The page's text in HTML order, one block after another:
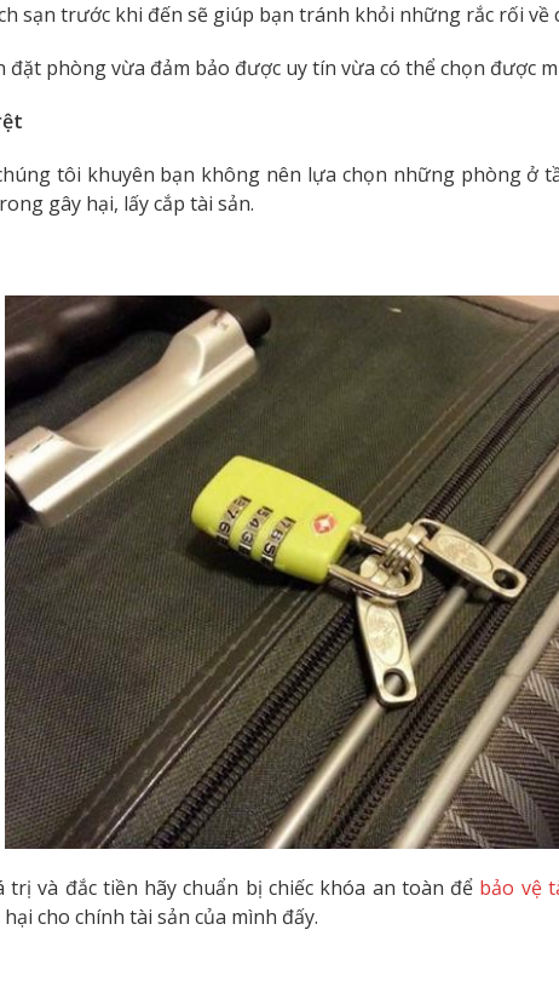
sạn trước khi đến sẽ giúp bạn tránh khỏi những rắc rối về
phòng vừa đảm bảo được uy tín vừa có thể chọn được
tôi khuyên bạn không nên lựa chọn những phòng ở
gây hại, lấy cắp tài sản.
và đắc tiền hãy chuẩn bị chiếc khóa an toàn để bảo vệ
cho chính tài sản của mình đấy.